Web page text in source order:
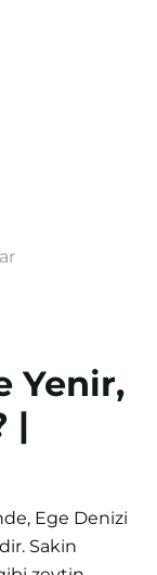
Yenir,
|
Ege Denizi
Sakin